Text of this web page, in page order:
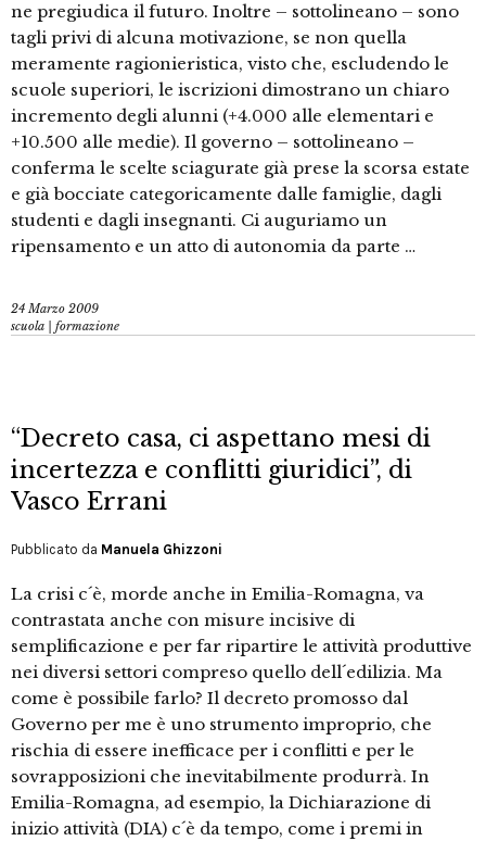
ne pregiudica il futuro. Inoltre – sottolineano – sono
tagli privi di alcuna motivazione, se non quella
meramente ragionieristica, visto che, escludendo le
scuole superiori, le iscrizioni dimostrano un chiaro
incremento degli alunni (+4.000 alle elementari e
+10.500 alle medie). Il governo – sottolineano –
conferma le scelte sciagurate già prese la scorsa estate
e già bocciate categoricamente dalle famiglie, dagli
studenti e dagli insegnanti. Ci auguriamo un
ripensamento e un atto di autonomia da parte …
24 Marzo 2009
scuola | formazione
“Decreto casa, ci aspettano mesi di
incertezza e conflitti giuridici”, di
Vasco Errani
Pubblicato da Manuela Ghizzoni
La crisi c´è, morde anche in Emilia-Romagna, va
contrastata anche con misure incisive di
semplificazione e per far ripartire le attività produttive
nei diversi settori compreso quello dell´edilizia. Ma
come è possibile farlo? Il decreto promosso dal
Governo per me è uno strumento improprio, che
rischia di essere inefficace per i conflitti e per le
sovrapposizioni che inevitabilmente produrrà. In
Emilia-Romagna, ad esempio, la Dichiarazione di
inizio attività (DIA) c´è da tempo, come i premi in